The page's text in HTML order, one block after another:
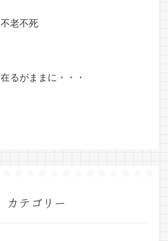
不老不死
在るがままに・・・
カテゴリー